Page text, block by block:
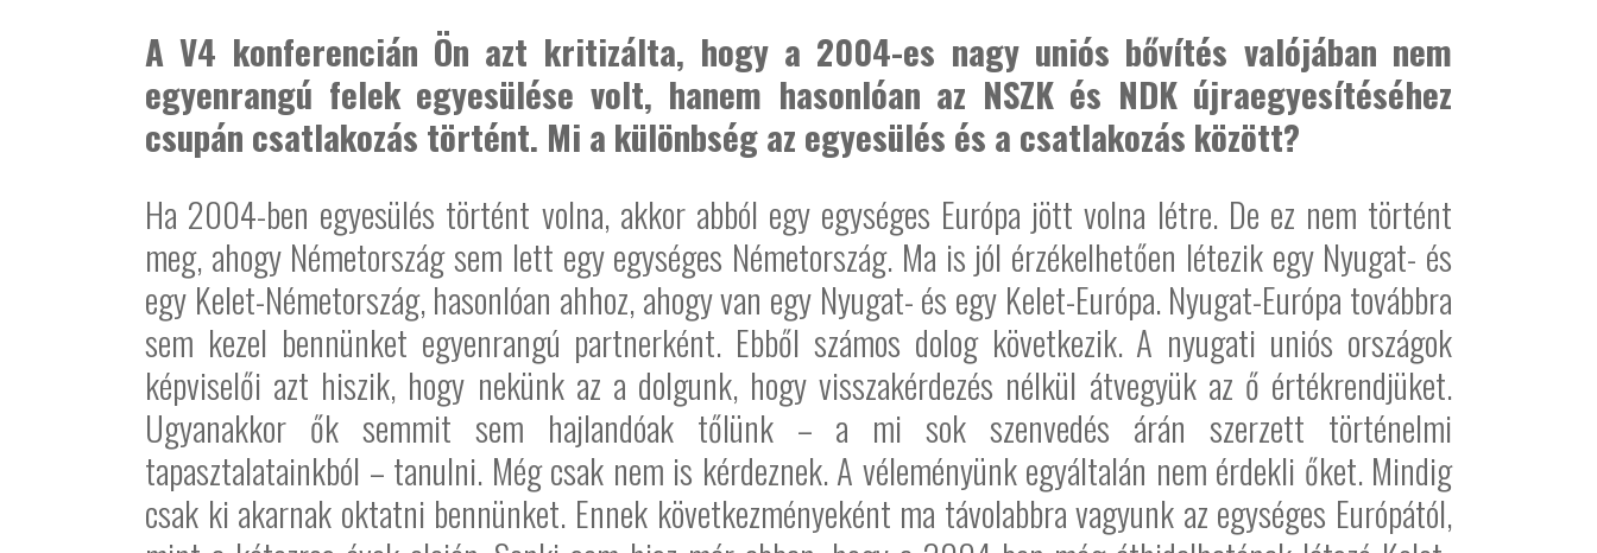
A V4 konferencián Ön azt kritizálta, hogy a 2004-es nagy uniós bővítés valójában nem
egyenrangú felek egyesülése volt, hanem hasonlóan az NSZK és NDK újraegyesítéséhez
csupán csatlakozás történt. Mi a különbség az egyesülés és a csatlakozás között?
Ha 2004-ben egyesülés történt volna, akkor abból egy egységes Európa jött volna létre. De ez nem történt
meg, ahogy Németország sem lett egy egységes Németország. Ma is jól érzékelhetően létezik egy Nyugat- és
egy Kelet-Németország, hasonlóan ahhoz, ahogy van egy Nyugat- és egy Kelet-Európa. Nyugat-Európa továbbra
sem kezel bennünket egyenrangú partnerként. Ebből számos dolog következik. A nyugati uniós országok
képviselői azt hiszik, hogy nekünk az a dolgunk, hogy visszakérdezés nélkül átvegyük az ő értékrendjüket.
Ugyanakkor ők semmit sem hajlandóak tőlünk – a mi sok szenvedés árán szerzett történelmi
tapasztalatainkból – tanulni. Még csak nem is kérdeznek. A véleményünk egyáltalán nem érdekli őket. Mindig
csak ki akarnak oktatni bennünket. Ennek következményeként ma távolabbra vagyunk az egységes Európától,